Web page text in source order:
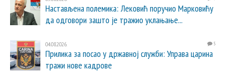
Настављена полемика: Лековић поручио Марковићу
да одговори зашто је тражио уклањање...
04.08.2026. 5
Прилика за посао у државној служби: Управа царина
тражи нове кадрове